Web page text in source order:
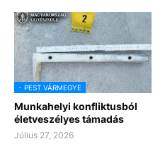
- PEST VÁRMEGYE
Munkahelyi konfliktusból
életveszélyes támadás
Július 27, 2026